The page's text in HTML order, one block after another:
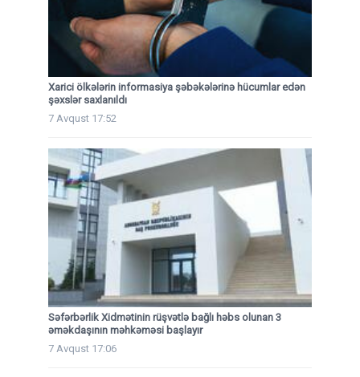
Xarici ölkələrin informasiya şəbəkələrinə hücumlar edən
şəxslər saxlanıldı
7 Avqust 17:52
Səfərbərlik Xidmətinin rüşvətlə bağlı həbs olunan 3
əməkdaşının məhkəməsi başlayır
7 Avqust 17:06